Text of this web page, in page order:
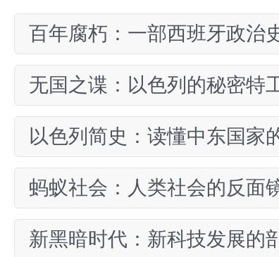
百年腐朽：一部西班牙政治
无国之谍：以色列的秘密特
以色列简史：读懂中东国家
蚂蚁社会：人类社会的反面
新黑暗时代：新科技发展的